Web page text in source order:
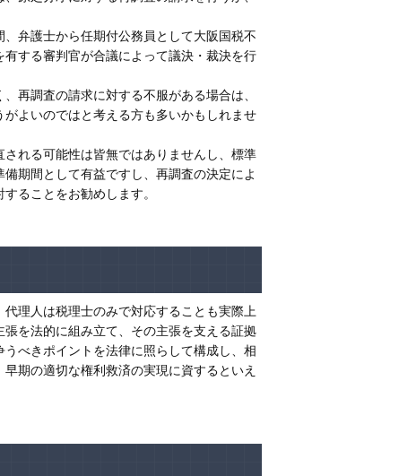
弁護士から任期付公務員として大阪国税不
する審判官が合議によって議決・裁決を行
再調査の請求に対する不服がある場合は、
よいのではと考える方も多いかもしれませ
れる可能性は皆無ではありませんし、標準
期間として有益ですし、再調査の決定によ
ることをお勧めします。
理人は税理士のみで対応することも実際上
を法的に組み立て、その主張を支える証拠
べきポイントを法律に照らして構成し、相
期の適切な権利救済の実現に資するといえ